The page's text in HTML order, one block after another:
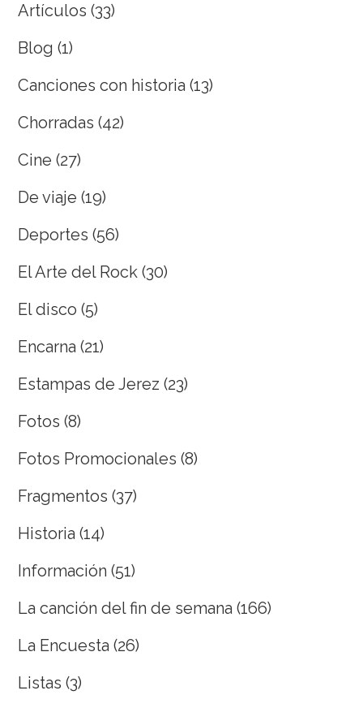
Artículos (33)
Blog (1)
Canciones con historia (13)
Chorradas (42)
Cine (27)
De viaje (19)
Deportes (56)
El Arte del Rock (30)
El disco (5)
Encarna (21)
Estampas de Jerez (23)
Fotos (8)
Fotos Promocionales (8)
Fragmentos (37)
Historia (14)
Información (51)
La canción del fin de semana (166)
La Encuesta (26)
Listas (3)